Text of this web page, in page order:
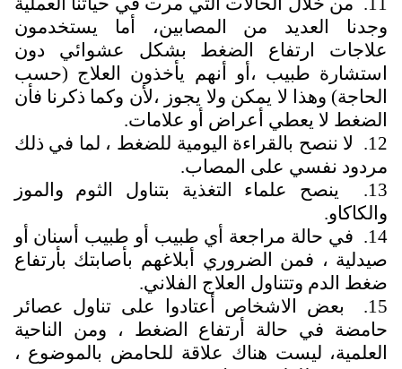
وجدنا العديد من المصابين، أما يستخدمون
علاجات ارتفاع الضغط بشكل عشوائي دون
استشارة طبيب ،أو أنهم يأخذون العلاج (حسب
الحاجة) وهذا لا يمكن ولا يجوز ،لأن وكما ذكرنا فأن
الضغط لا يعطي أعراض أو علامات.
12. لا ننصح بالقراءة اليومية للضغط ، لما في ذلك
مردود نفسي على المصاب.
13. ينصح علماء التغذية بتناول الثوم والموز
والكاكاو.
14. في حالة مراجعة أي طبيب أو طبيب أسنان أو
صيدلية ، فمن الضروري أبلاغهم بأصابتك بأرتفاع
ضغط الدم وتتناول العلاج الفلاني.
15. بعض الاشخاص أعتادوا على تناول عصائر
حامضة في حالة أرتفاع الضغط ، ومن الناحية
العلمية، ليست هناك علاقة للحامض بالموضوع ،